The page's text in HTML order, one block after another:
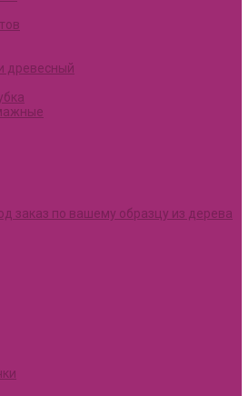
древесный
заказ по вашему образцу из дерева